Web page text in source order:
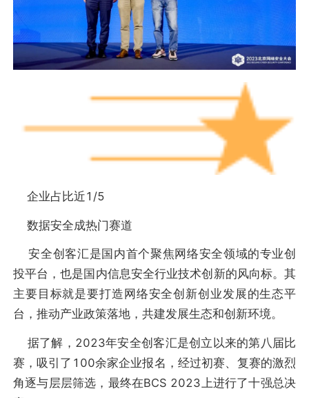
企业占比近1/5
数据安全成热门赛道
安全创客汇是国内首个聚焦网络安全领域的专业创
投平台，也是国内信息安全行业技术创新的风向标。其
主要目标就是要打造网络安全创新创业发展的生态平
台，推动产业政策落地，共建发展生态和创新环境。
据了解，2023年安全创客汇是创立以来的第八届比
赛，吸引了100余家企业报名，经过初赛、复赛的激烈
角逐与层层筛选，最终在BCS 2023上进行了十强总决